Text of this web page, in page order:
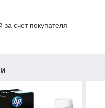
за счет покупателя